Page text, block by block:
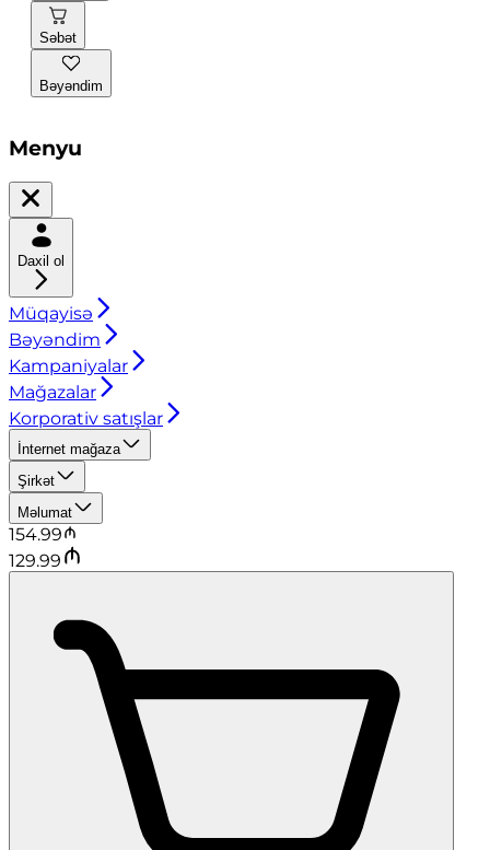
Səbət
Bəyəndim
Menyu
Daxil ol
Müqayisə
Bəyəndim
Kampaniyalar
Mağazalar
Korporativ satışlar
İnternet mağaza
Şirkət
Məlumat
154.99
129.99